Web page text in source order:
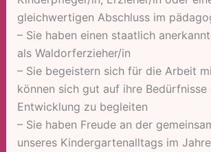
gleichwertigen Abschluss im
– Sie haben einen staatlich
als Waldorferzieher/in
– Sie begeistern sich für die Arbeit
können sich gut auf ihre Bedürfnisse
Entwicklung zu begleiten
– Sie haben Freude an der
unseres Kindergartenalltags im